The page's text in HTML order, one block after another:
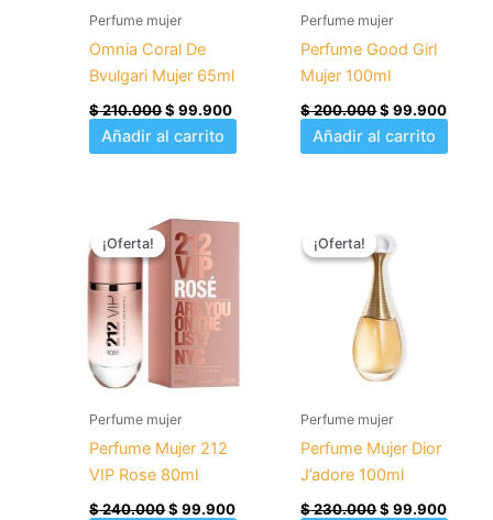
Perfume mujer
Omnia Coral De
Bvulgari Mujer 65ml
$210.000$ 99.900
Añadir al carrito
Perfume mujer
Perfume Good Girl
Mujer 100ml
$200.000$ 99.900
Añadir al carrito
¡Oferta!
¡Oferta!
Perfume mujer
Perfume Mujer 212
VIP Rose 80ml
$240.000
El
precio
original
era:
$ 240.000.
$ 99.900
¡Oferta!
¡Oferta!
Perfume mujer
Perfume Mujer Dior
J’adore 100ml
$230.000
precio
original
era:
$ 230.000.
$ 99.900